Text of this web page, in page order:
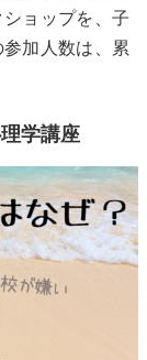
ョップを、子
加人数は、累
学講座